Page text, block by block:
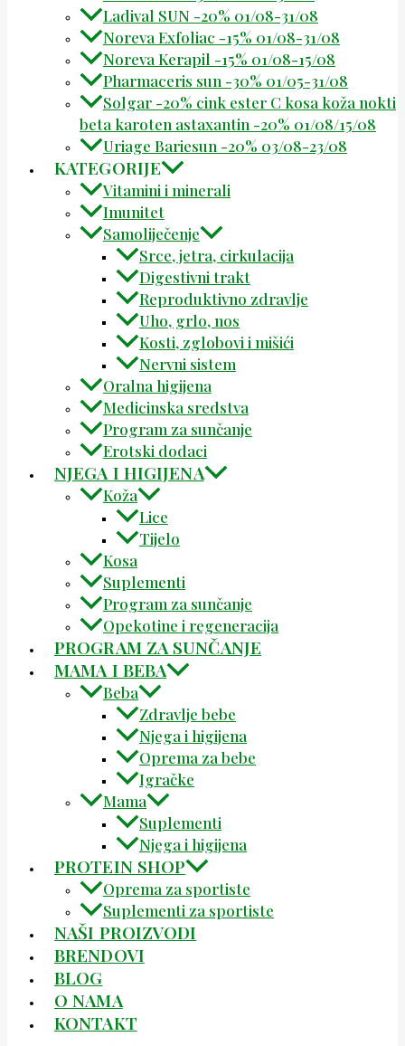
Ladival SUN -20% 01/08-31/08
Noreva Exfoliac -15% 01/08-31/08
Noreva Kerapil -15% 01/08-15/08
Pharmaceris sun -30% 01/05-31/08
Solgar -20% cink ester C kosa koža nokti
beta karoten astaxantin -20% 01/08/15/08
Uriage Bariesun -20% 03/08-23/08
KATEGORIJE
Vitamini i minerali
Imunitet
Samoliječenje
Srce, jetra, cirkulacija
Digestivni trakt
Reproduktivno zdravlje
Uho, grlo, nos
Kosti, zglobovi i mišići
Nervni sistem
Oralna higijena
Medicinska sredstva
Program za sunčanje
Erotski dodaci
NJEGA I HIGIJENA
Koža
Lice
Tijelo
Kosa
Suplementi
Program za sunčanje
Opekotine i regeneracija
PROGRAM ZA SUNČANJE
MAMA I BEBA
Beba
Zdravlje bebe
Njega i higijena
Oprema za bebe
Igračke
Mama
Suplementi
Njega i higijena
PROTEIN SHOP
Oprema za sportiste
Suplementi za sportiste
NAŠI PROIZVODI
BRENDOVI
BLOG
O NAMA
KONTAKT